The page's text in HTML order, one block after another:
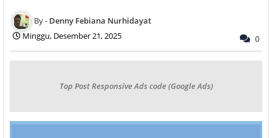
Denny Febiana Nurhidayat
Minggu, Desember 21, 2025
0
Top Post Responsive Ads code (Google Ads)